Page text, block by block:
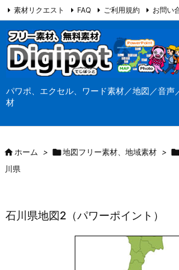
パワポ、エクセル、ワード素材／地図／音声
材
素材リクエスト FAQ ご利用規約 お問い
当サイト（Digipot.net）について
ホーム > 地図フリー素材、地域素材 >
川県
石川県地図2（パワーポイント）